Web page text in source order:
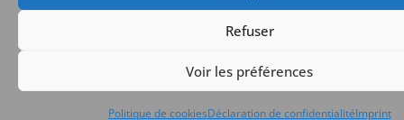
Refuser
Voir les préférences
Politique de cookiesDéclaration de confidentialitéImprint